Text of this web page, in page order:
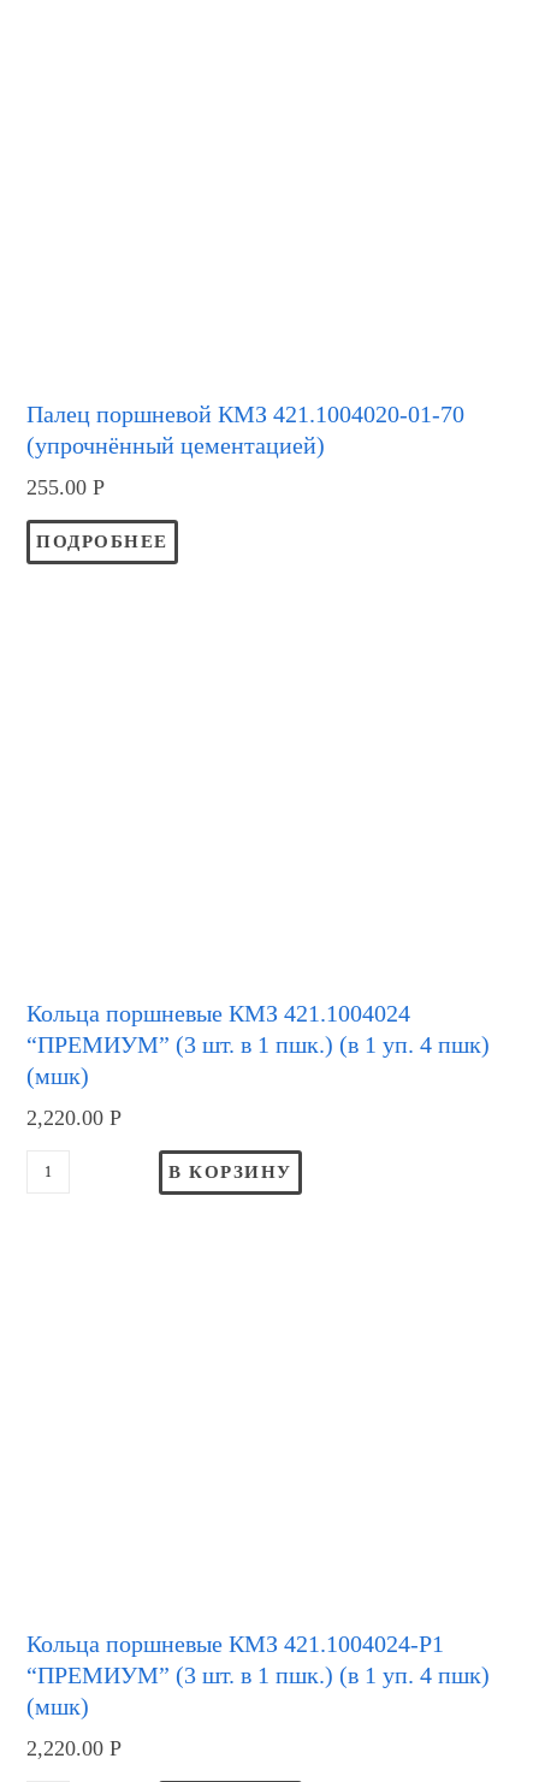
Палец поршневой КМЗ 421.1004020-01-70
(упрочнённый цементацией)
255.00Р
ПОДРОБНЕЕ
Кольца поршневые КМЗ 421.1004024
“ПРЕМИУМ” (3 шт. в 1 пшк.) (в 1 уп. 4 пшк)
(мшк)
2,220.00Р
В КОРЗИНУ
Кольца поршневые КМЗ 421.1004024-Р1
“ПРЕМИУМ” (3 шт. в 1 пшк.) (в 1 уп. 4 пшк)
(мшк)
2,220.00Р